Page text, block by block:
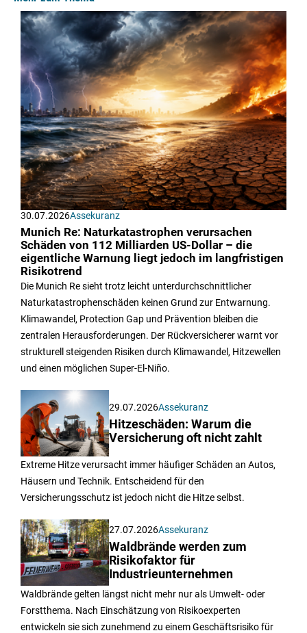
30.07.2026Assekuranz
Munich Re: Naturkatastrophen verursachen
Schäden von 112 Milliarden US-Dollar – die
eigentliche Warnung liegt jedoch im langfristigen
Risikotrend
Die Munich Re sieht trotz leicht unterdurchschnittlicher
Naturkatastrophenschäden keinen Grund zur Entwarnung.
Klimawandel, Protection Gap und Prävention bleiben die
zentralen Herausforderungen. Der Rückversicherer warnt vor
strukturell steigenden Risiken durch Klimawandel, Hitzewellen
und einen möglichen Super-El-Niño.
29.07.2026Assekuranz
Hitzeschäden: Warum die
Versicherung oft nicht zahlt
Extreme Hitze verursacht immer häufiger Schäden an Autos,
Häusern und Technik. Entscheidend für den
Versicherungsschutz ist jedoch nicht die Hitze selbst.
27.07.2026Assekuranz
Waldbrände werden zum
Risikofaktor für
Industrieunternehmen
Waldbrände gelten längst nicht mehr nur als Umwelt- oder
Forstthema. Nach Einschätzung von Risikoexperten
entwickeln sie sich zunehmend zu einem Geschäftsrisiko für